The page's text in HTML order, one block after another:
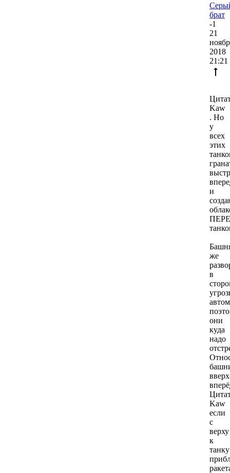
брат
-1
21
2018
21:21
Kaw
. Но
у
всех
этих
и
же
в
они
куда
надо
Kaw
если
с
верху
к
танку